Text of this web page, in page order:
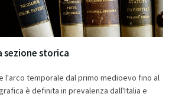
sezione storica
l'arco temporale dal primo medioevo fino al
è definita in prevalenza dall'Italia e